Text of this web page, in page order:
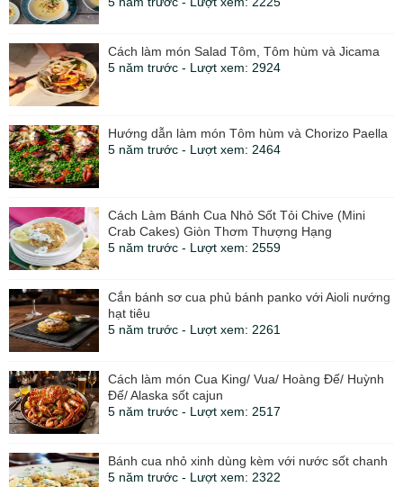
Cách làm món Salad Tôm, Tôm hùm và Jicama
5 năm trước - Lượt xem: 2924
Hướng dẫn làm món Tôm hùm và Chorizo ​​Paella
5 năm trước - Lượt xem: 2464
Cách Làm Bánh Cua Nhỏ Sốt Tỏi Chive (Mini
Crab Cakes) Giòn Thơm Thượng Hạng
5 năm trước - Lượt xem: 2559
Cắn bánh sơ cua phủ bánh panko với Aioli nướng
hạt tiêu
5 năm trước - Lượt xem: 2261
Cách làm món Cua King/ Vua/ Hoàng Đế/ Huỳnh
Đế/ Alaska sốt cajun
5 năm trước - Lượt xem: 2517
Bánh cua nhỏ xinh dùng kèm với nước sốt chanh
5 năm trước - Lượt xem: 2322